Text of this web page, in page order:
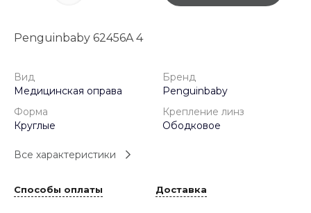
Penguinbaby 62456A 4
Вид
Медицинская оправа
Бренд
Penguinbaby
Форма
Круглые
Крепление линз
Ободковое
Все характеристики
Способы оплаты Доставка